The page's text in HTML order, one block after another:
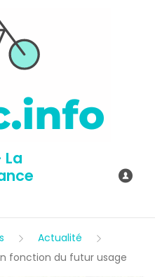
Actualité
fonction du futur usage